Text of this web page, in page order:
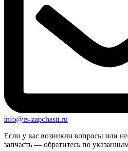
info@rs-zapchasti.ru
Если у вас возникли вопросы или
запчасть — обратитесь по